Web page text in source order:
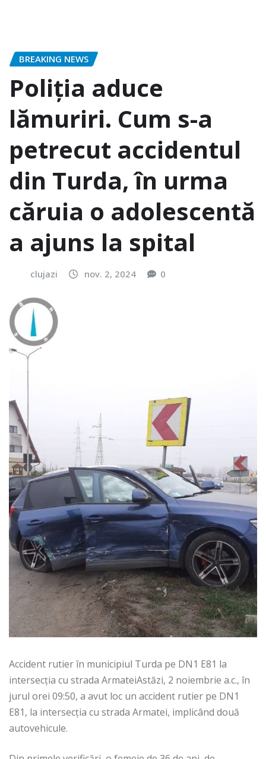
BREAKING NEWS
Poliția aduce
lămuriri. Cum s-a
petrecut accidentul
din Turda, în urma
căruia o adolescentă
a ajuns la spital
clujazi nov. 2, 2024 0
Accident rutier în municipiul Turda pe DN1 E81 la
intersecția cu strada ArmateiAstăzi, 2 noiembrie a.c., în
jurul orei 09:50, a avut loc un accident rutier pe DN1
E81, la intersecția cu strada Armatei, implicând două
autovehicule.